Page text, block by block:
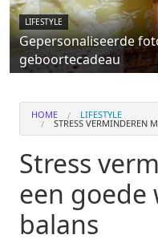
LIFESTYLE
Gepersonaliseerde
geboortecadeau
HOME LIFESTYLE
STRESS VERMINDEREN
Stress
een goede
balans